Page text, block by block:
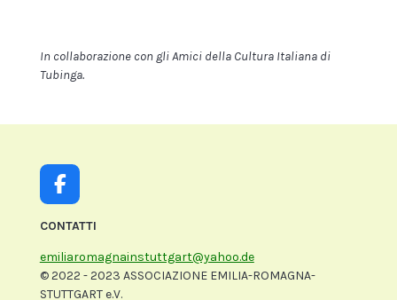
In collaborazione con gli Amici della Cultura Italiana di
Tubinga.
F
a
c
b
o
CONTATTI
emiliaromagnainstuttgart@yahoo.de
© 2022 - 2023 ASSOCIAZIONE EMILIA-ROMAGNA-
STUTTGART e.V.